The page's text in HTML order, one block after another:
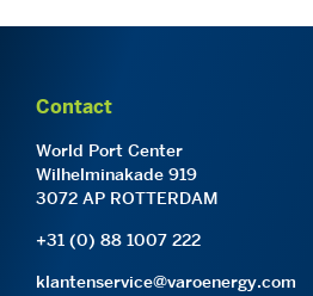
Contact
World Port Center
Wilhelminakade 919
3072 AP ROTTERDAM
+31 (0) 88 1007 222
klantenservice@varoenergy.com